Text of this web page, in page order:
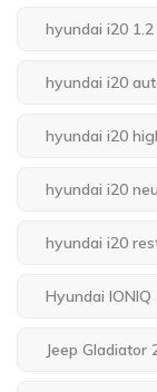
hyundai i20
hyundai i20
hyundai i20
hyundai i20
hyundai i20
Hyundai IONIQ
Jeep Gladiator